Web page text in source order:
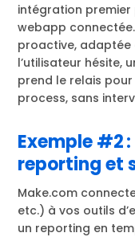
intégration premier
webapp connectée.
proactive, adaptée
l’utilisateur hésite,
prend le relais
process, sans
Exemple #2
reporting et
Make.com
etc.) à vos outils
un reporting en